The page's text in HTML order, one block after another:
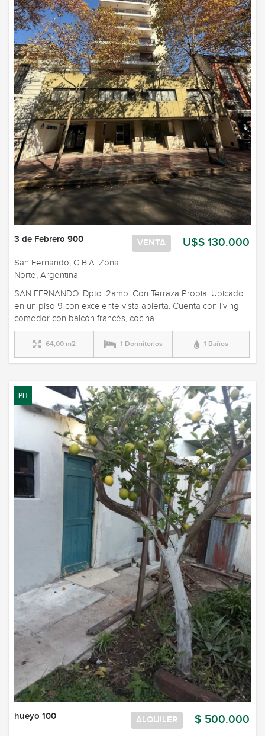
U$S 130.000
VENTA
3 de Febrero 900
San Fernando, G.B.A. Zona
Norte, Argentina
SAN FERNANDO: Dpto. 2amb. Con Terraza Propia. Ubicado
en un piso 9 con excelente vista abierta. Cuenta con living
comedor con balcón francés, cocina ...
64,00 m2 1 Dormitorios 1 Baños
PH
$ 500.000
ALQUILER
hueyo 100